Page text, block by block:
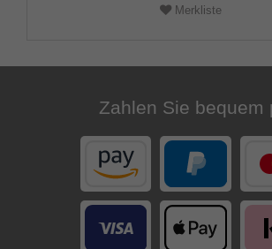
Merkliste
Zahlen Sie bequem